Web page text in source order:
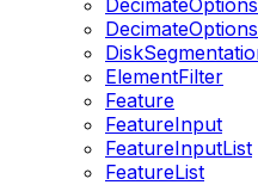
ElementFilter
Feature
FeatureInput
FeatureInputList
FeatureList